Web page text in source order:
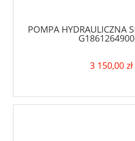
POMPA HYDRAULICZNA
3 150,00 zł